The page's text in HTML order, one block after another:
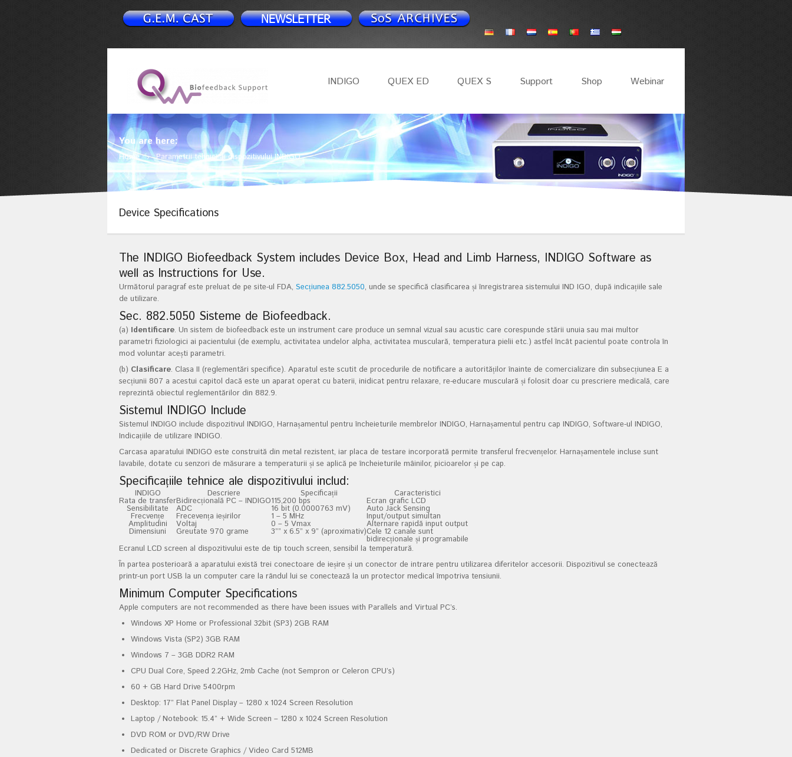
INDIGO QUEX ED QUEX S Support Shop Webinar
You are here:
Home Parametrii tehnici ai dispozitivului INDIGO
Device Specifications
The INDIGO Biofeedback System includes Device Box, Head and Limb Harness, INDIGO Software as
well as Instructions for Use.
Următorul paragraf este preluat de pe site-ul FDA, Secțiunea 882.5050, unde se specifică clasificarea și înregistrarea sistemului IND IGO, după indicațiile sale
de utilizare.
Sec. 882.5050 Sisteme de Biofeedback.
(a) Identificare. Un sistem de biofeedback este un instrument care produce un semnal vizual sau acustic care corespunde stării unuia sau mai multor
parametri fiziologici ai pacientului (de exemplu, activitatea undelor alpha, activitatea musculară, temperatura pielii etc.) astfel încât pacientul poate controla în
mod voluntar acești parametri.
(b) Clasificare. Clasa II (reglementări specifice). Aparatul este scutit de procedurile de notificare a autorităților înainte de comercializare din subsecțiunea E a
secțiunii 807 a acestui capitol dacă este un aparat operat cu baterii, inidicat pentru relaxare, re-educare musculară și folosit doar cu prescriere medicală, care
reprezintă obiectul reglementărilor din 882.9.
Sistemul INDIGO Include
Sistemul INDIGO include dispozitivul INDIGO, Harnașamentul pentru încheieturile membrelor INDIGO, Harnașamentul pentru cap INDIGO, Software-ul INDIGO,
Indicațiile de utilizare INDIGO.
Carcasa aparatului INDIGO este construită din metal rezistent, iar placa de testare incorporată permite transferul frecvențelor. Harnașamentele incluse sunt
lavabile, dotate cu senzori de măsurare a temperaturii și se aplică pe încheieturile mâinilor, picioarelor și pe cap.
Specificațiile tehnice ale dispozitivului includ:
INDIGO Descriere Specificații Caracteristici
Rata de transferBidirecțională PC – INDIGO115,200 bps Ecran grafic LCD
Sensibilitate ADC 16 bit (0.0000763 mV) Auto Jack Sensing
Frecvențe Frecevența ieșirilor 1 – 5 MHz Input/output simultan
Amplitudini Voltaj 0 – 5 Vmax Alternare rapidă input output
Dimensiuni Greutate 970 grame 3”” x 6.5” x 9” (aproximativ)Cele 12 canale sunt
bidirecționale și programabile
Ecranul LCD screen al dispozitivului este de tip touch screen, sensibil la temperatură.
În partea posterioară a aparatului există trei conectoare de ieșire și un conector de intrare pentru utilizarea diferitelor accesorii. Dispozitivul se conectează
printr-un port USB la un computer care la rândul lui se conectează la un protector medical împotriva tensiunii.
Minimum Computer Specifications
Apple computers are not recommended as there have been issues with Parallels and Virtual PC’s.
Windows XP Home or Professional 32bit (SP3) 2GB RAM
Windows Vista (SP2) 3GB RAM
Windows 7 – 3GB DDR2 RAM
CPU Dual Core, Speed 2.2GHz, 2mb Cache (not Sempron or Celeron CPU’s)
60 + GB Hard Drive 5400rpm
Desktop: 17” Flat Panel Display – 1280 x 1024 Screen Resolution
Laptop / Notebook: 15.4” + Wide Screen – 1280 x 1024 Screen Resolution
DVD ROM or DVD/RW Drive
Dedicated or Discrete Graphics / Video Card 512MB